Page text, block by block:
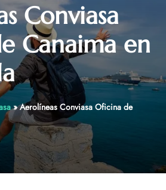
Conviasa
Canaima en
»Aerolíneas Conviasa Oficina de